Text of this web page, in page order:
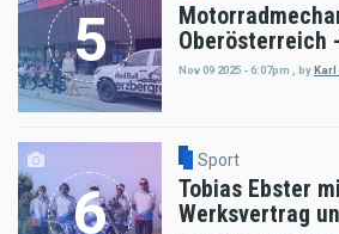
Oberösterreich
Nov 09 2025 - 6:07pm byKarl
Sport
Tobias Ebster
Werksvertrag